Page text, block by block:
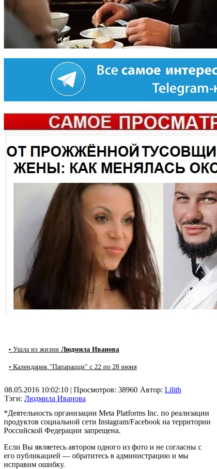
• Ушла из жизни Людмила Иванова
• Календарик "Папарацци" с 22 по 28 июня
08.05.2016 10:02:10 | Просмотров: 38960
Тэги: Людмила Иванова
Автор: Lilith
*Деятельность организации Meta Platforms Inc. по реализации
продуктов социальной сети Instagram/Facebook на территории
Российской Федерации запрещена.
Если Вы являетесь автором одного из фото и не согласны с
его публикацией — обратитесь в администрацию и мы
исправим ошибку.